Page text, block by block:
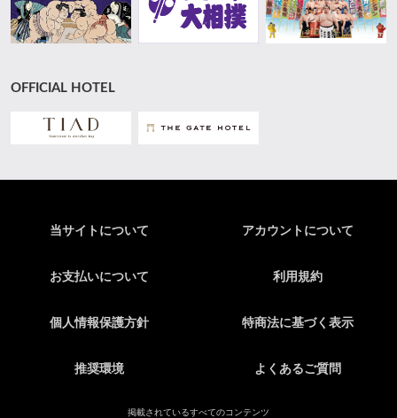
OFFICIAL HOTEL
当サイトについて アカウントについて
お支払いについて 利用規約
個人情報保護方針 特商法に基づく表示
推奨環境 よくあるご質問
掲載されているすべてのコンテンツ